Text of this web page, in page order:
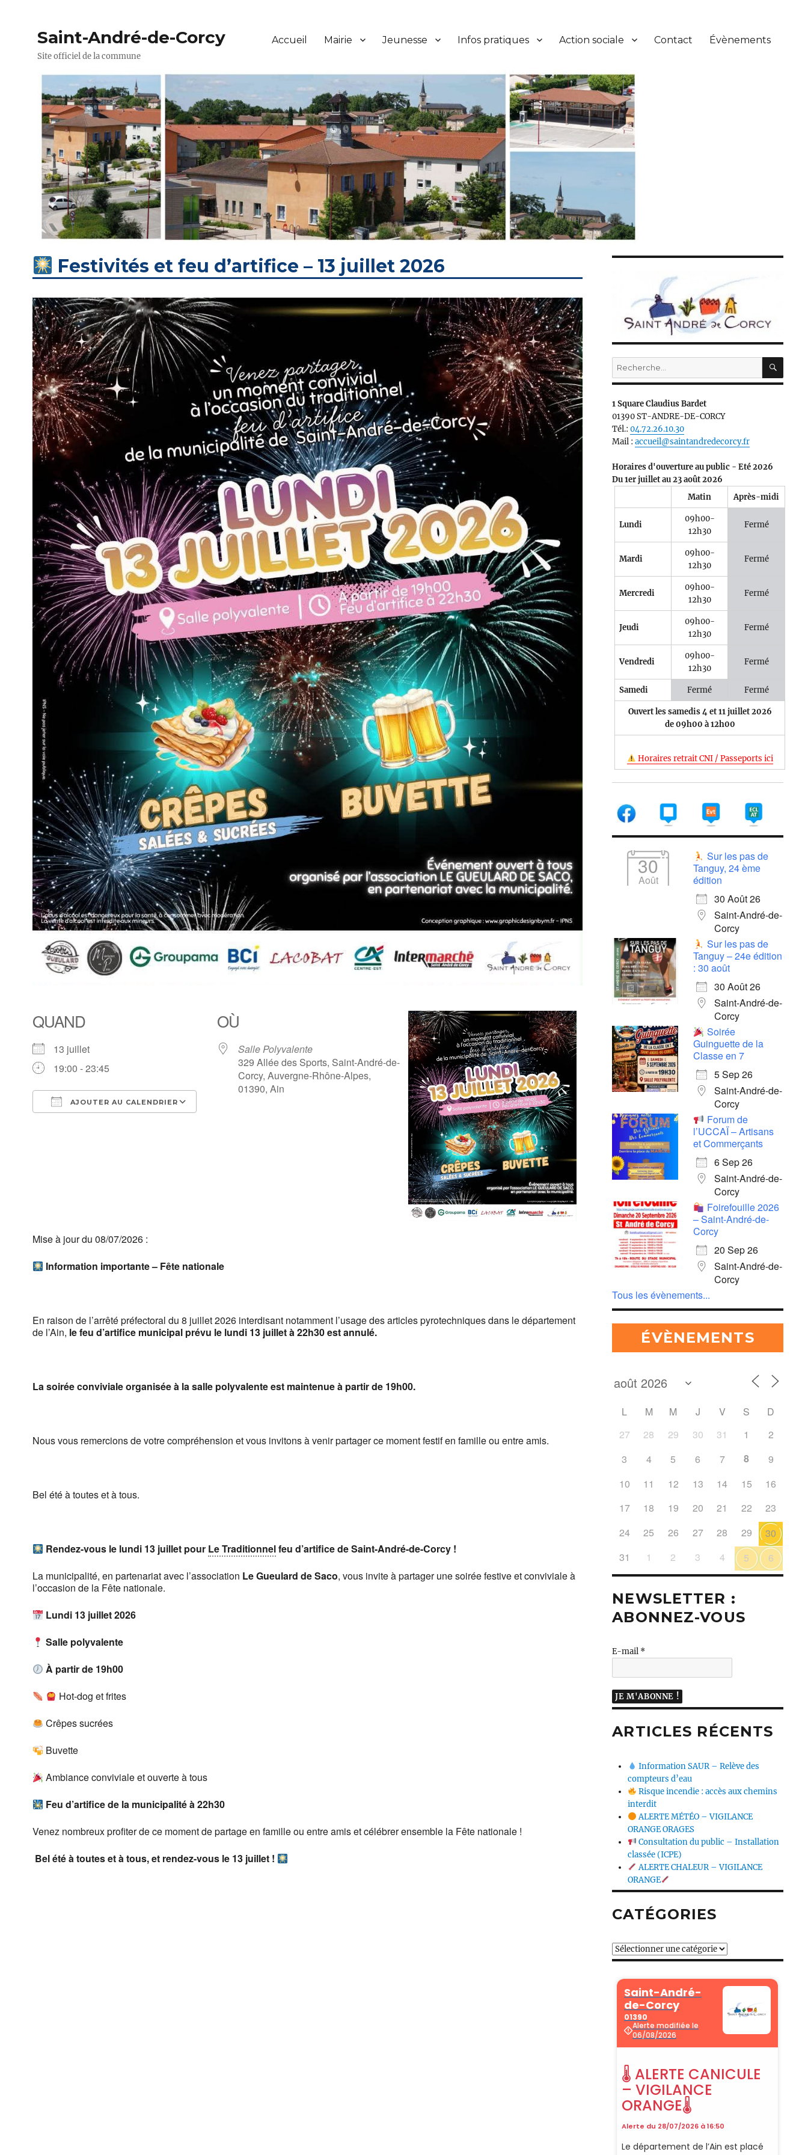
Saint-André-de-Corcy
Site officiel de la commune
Accueil Mairie Jeunesse Infos pratiques Action sociale Contact Évènements
Festivités et feu d’artifice – 13 juillet 2026
QUAND
13 juillet
19:00 - 23:45
AJOUTER AU CALENDRIER
Office 365 Outlook Live
OÙ
Salle Polyvalente
329 Allée des Sports, Saint-André-de-
Corcy, Auvergne-Rhône-Alpes,
01390, Ain
Mise à jour du 08/07/2026 :
Information importante – Fête nationale
En raison de l’arrêté préfectoral du 8 juillet 2026 interdisant notamment l’usage des articles pyrotechniques dans le département
de l’Ain, le feu d’artifice municipal prévu le lundi 13 juillet à 22h30 est annulé.
La soirée conviviale organisée à la salle polyvalente est maintenue à partir de 19h00.
Nous vous remercions de votre compréhension et vous invitons à venir partager ce moment festif en famille ou entre amis.
Bel été à toutes et à tous.
Rendez-vous le lundi 13 juillet pour Le Traditionnelfeu d’artifice de Saint-André-de-Corcy !
La municipalité, en partenariat avec l’association Le Gueulard de Saco, vous invite à partager une soirée festive et conviviale à
l’occasion de la Fête nationale.
Lundi 13 juillet 2026
Salle polyvalente
À partir de 19h00
Hot-dog et frites
Crêpes sucrées
Buvette
Ambiance conviviale et ouverte à tous
Feu d’artifice de la municipalité à 22h30
Venez nombreux profiter de ce moment de partage en famille ou entre amis et célébrer ensemble la Fête nationale !
Bel été à toutes et à tous, et rendez-vous le 13 juillet !
Recherche
pour :
1 Square Claudius Bardet
01390 ST-ANDRE-DE-CORCY
Tél.:04.72.26.10.30
Mail :accueil@saintandredecorcy.fr
Horaires d'ouverture au public - Eté 2026
Du 1er juillet au 23 août 2026
Matin
Après-midi
Lundi
09h00-
12h30
Fermé
Mardi
09h00-
12h30
Fermé
Mercredi
09h00-
12h30
Fermé
Jeudi
09h00-
12h30
Fermé
Vendredi
09h00-
12h30
Fermé
Samedi Fermé Fermé
Ouvert les samedis 4 et 11 juillet 2026
de 09h00 à 12h00
Horaires retrait CNI / Passeports ici
30
Août
Sur les pas de
Tanguy, 24 ème
édition
30 Août 26
Saint-André-de-
Corcy
Sur les pas de
Tanguy – 24e édition
: 30 août
30 Août 26
Saint-André-de-
Corcy
Soirée
Guinguette de la
Classe en 7
5 Sep 26
Saint-André-de-
Corcy
Forum de
l’UCCAÏ – Artisans
et Commerçants
6 Sep 26
Saint-André-de-
Corcy
Foirefouille 2026
– Saint-André-de-
Corcy
20 Sep 26
Saint-André-de-
Corcy
Tous les évènements...
ÉVÈNEMENTS
L M M J V S
D
27
28 29 30 31 1
2
3
4 5 6 7 8
9
10
11 12 13 14 15
16
17
18 19 20 21 22
23
24
25 26 27 28 29
30
31
1 2 3 4 5 6
NEWSLETTER :
ABONNEZ-VOUS
E-mail *
ARTICLES RÉCENTS
Information SAUR – Relève des
compteurs d’eau
Risque incendie : accès aux chemins
interdit
ALERTE MÉTÉO – VIGILANCE
ORANGE ORAGES
Consultation du public – Installation
classée (ICPE)
ALERTE CHALEUR – VIGILANCE
ORANGE
CATÉGORIES
Catégories